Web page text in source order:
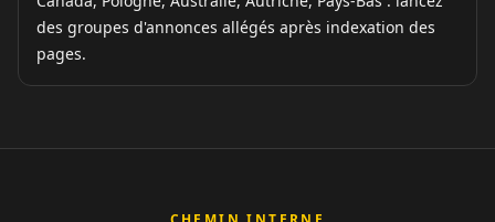
des groupes d'annonces allégés après indexation des
pages.